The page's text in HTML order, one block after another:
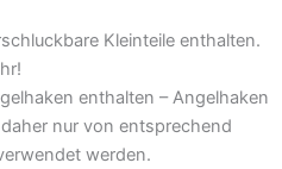
Kleinteile enthalten.
enthalten – Angelhaken
nur von entsprechend
werden.